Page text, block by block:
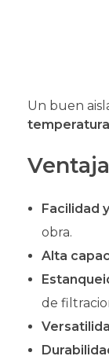
Un buen
Facilidad
obra.
Alta
de